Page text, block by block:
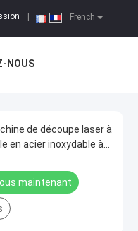
French
NOUS
de découpe laser à
en acier inoxydable à
maintenant